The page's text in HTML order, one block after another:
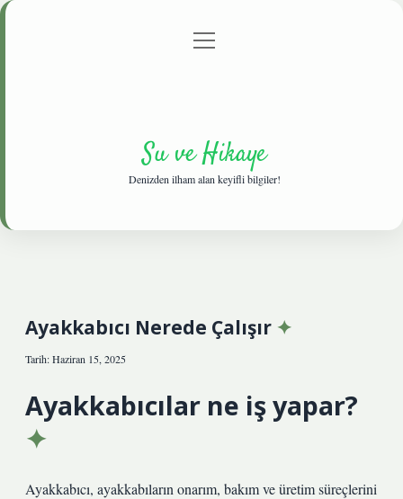
Gizlilik Politikası
menüyü
Su ve Hikaye
Denizden ilham alan keyifli bilgiler!
Ayakkabıcı Nerede Çalışır
Tarih: Haziran 15, 2025
Ayakkabıcılar ne iş yapar?
Ayakkabıcı, ayakkabıların onarım, bakım ve üretim süreçlerini